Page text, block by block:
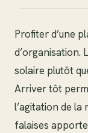
Profiter d’une
d’organisation.
solaire plutôt
Arriver tôt
l’agitation de la
falaises